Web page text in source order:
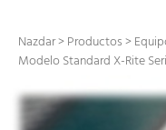
Nazdar>Productos>
Modelo Standard X-Rite